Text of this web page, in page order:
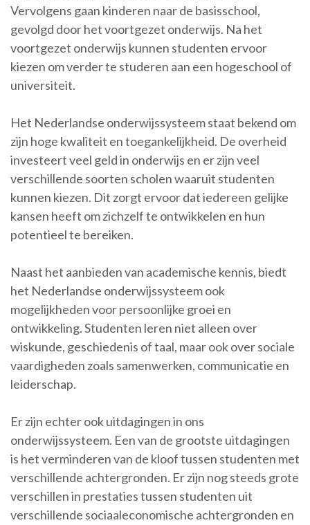
Vervolgens gaan kinderen naar de basisschool,
gevolgd door het voortgezet onderwijs. Na het
voortgezet onderwijs kunnen studenten ervoor
kiezen om verder te studeren aan een hogeschool of
universiteit.
Het Nederlandse onderwijssysteem staat bekend om
zijn hoge kwaliteit en toegankelijkheid. De overheid
investeert veel geld in onderwijs en er zijn veel
verschillende soorten scholen waaruit studenten
kunnen kiezen. Dit zorgt ervoor dat iedereen gelijke
kansen heeft om zichzelf te ontwikkelen en hun
potentieel te bereiken.
Naast het aanbieden van academische kennis, biedt
het Nederlandse onderwijssysteem ook
mogelijkheden voor persoonlijke groei en
ontwikkeling. Studenten leren niet alleen over
wiskunde, geschiedenis of taal, maar ook over sociale
vaardigheden zoals samenwerken, communicatie en
leiderschap.
Er zijn echter ook uitdagingen in ons
onderwijssysteem. Een van de grootste uitdagingen
is het verminderen van de kloof tussen studenten met
verschillende achtergronden. Er zijn nog steeds grote
verschillen in prestaties tussen studenten uit
verschillende sociaaleconomische achtergronden en